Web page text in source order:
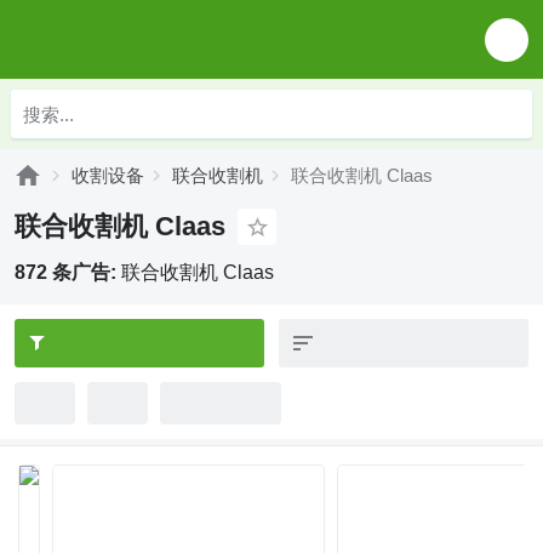
收割设备 联合收割机 联合收割机 Claas
联合收割机 Claas
872 条广告: 联合收割机 Claas